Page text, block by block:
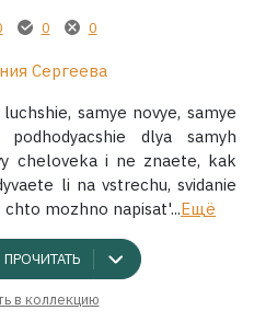
0 0
Сергеева
samye novye, samye
podhodyacshie dlya samyh
cheloveka i ne znaete, kak
li na vstrechu, svidanie
mozhno napisat'...Ещё
в коллекцию